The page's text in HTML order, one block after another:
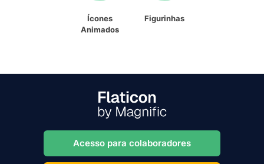
Ícones
Animados
Figurinhas
Acesso para colaboradores